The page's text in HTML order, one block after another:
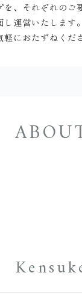
を、それぞれのご
し運営いたします
におたずねくだ